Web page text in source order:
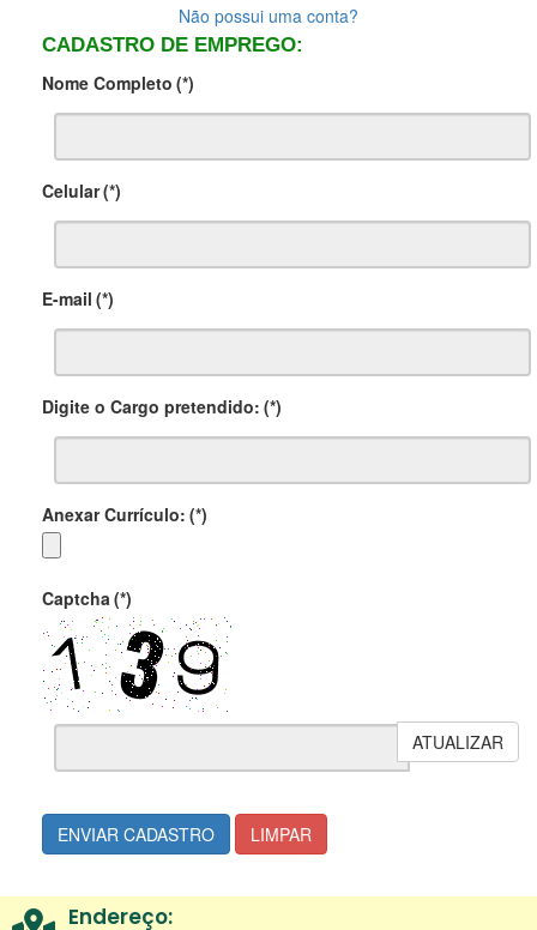
Não possui uma conta?
CADASTRO DE EMPREGO:
Nome Completo (*)
Celular(*)
E-mail (*)
Digite o Cargo pretendido: (*)
Anexar Currículo: (*)
Captcha (*)
ATUALIZAR
ENVIAR CADASTRO LIMPAR
Endereço: